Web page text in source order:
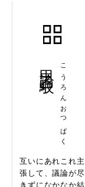
こうろんおつばく
互いにあれこれ主
張して、議論が尽
きずになかなか結